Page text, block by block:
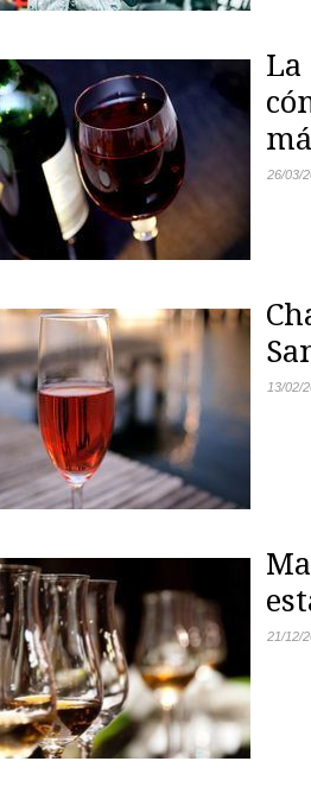
La
26/03/
13/02/
21/12/